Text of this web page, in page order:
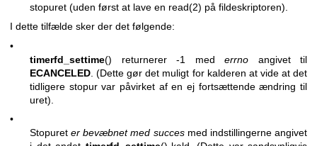
stopuret (uden først at lave en read(2) på fildeskriptoren).
I dette tilfælde sker der det følgende:
•
timerfd_settime() returnerer -1 med errno angivet til
ECANCELED . (Dette gør det muligt for kalderen at vide at det
tidligere stopur var påvirket af en ej fortsættende ændring til
uret).
•
Stopureter bevæbnet med succesmed indstillingerne angivet